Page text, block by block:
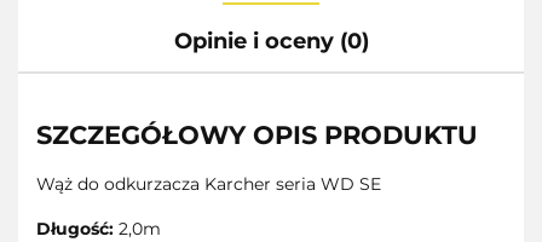
Opinie i oceny (0)
SZCZEGÓŁOWY OPIS PRODUKTU
Wąż do odkurzacza Karcher seria WD SE
Długość: 2,0m